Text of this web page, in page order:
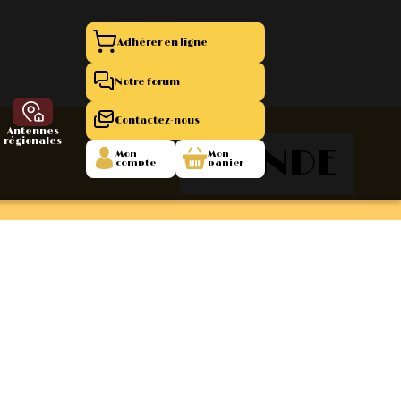
Antennes
régionales
Adhérer en ligne
Notre forum
Contactez-nous
Mon
compte
Mon
panier
MONDE